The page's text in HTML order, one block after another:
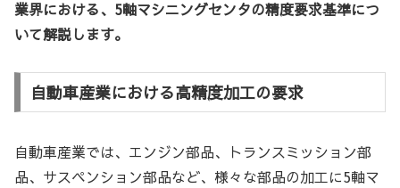
業界における、5軸マシニングセンタの精度要求基準につ
いて解説します。
自動車産業における高精度加工の要求
自動車産業では、エンジン部品、トランスミッション部
品、サスペンション部品など、様々な部品の加工に5軸マ